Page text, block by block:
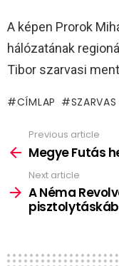
A képen Prorok
hálózatának
Tibor szarvasi
CÍMLAP SZARVAS
more
Previous article
Megye Futás
Next article
A Néma